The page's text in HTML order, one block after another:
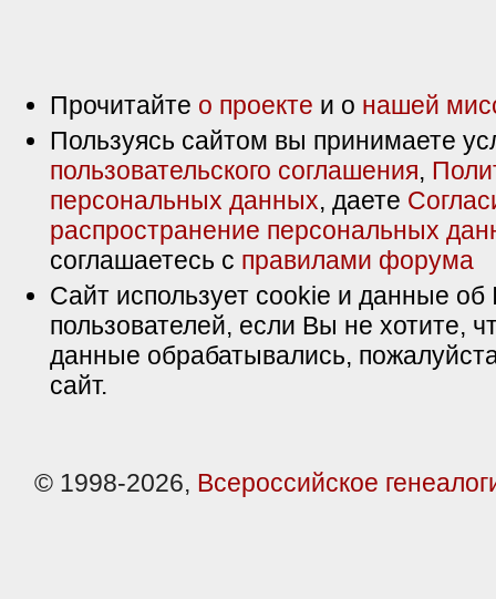
Прочитайте о проекте и о нашей
Пользуясь сайтом вы принимаете
пользовательского соглашения,
персональных данных, даете
распространение персональных
соглашаетесь с правилами форума
Сайт использует cookie и данные об
пользователей, если Вы не хотите,
данные обрабатывались,
сайт.
© 1998-2026, Всероссийское